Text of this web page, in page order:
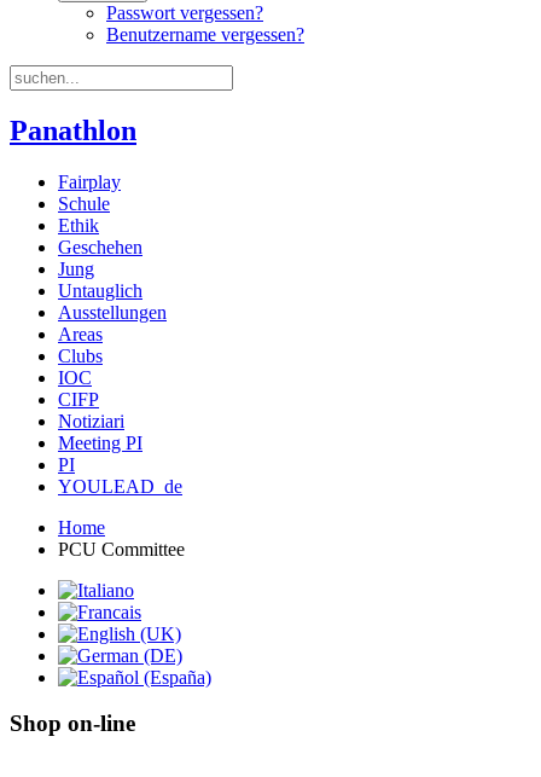
Passwort vergessen?
Benutzername vergessen?
Panathlon
Fairplay
Schule
Ethik
Geschehen
Jung
Untauglich
Ausstellungen
Areas
Clubs
IOC
CIFP
Notiziari
Meeting PI
PI
YOULEAD_de
Home
PCU Committee
Shop on-line